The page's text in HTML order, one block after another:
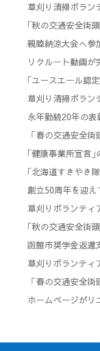
草刈り清掃ボラン
｢秋の交通安全街
親睦納涼大会へ参
リクルート動画が
｢ユースエール認
草刈り清掃ボラン
永年勤続20年の
「春の交通安全
｢健康事業所宣言｣
｢北海道すきやき
創立50周年を迎え
草刈りボランティ
｢秋の交通安全街
函館市奨学金返還
草刈りボランティ
「春の交通安全
ホームページがリ